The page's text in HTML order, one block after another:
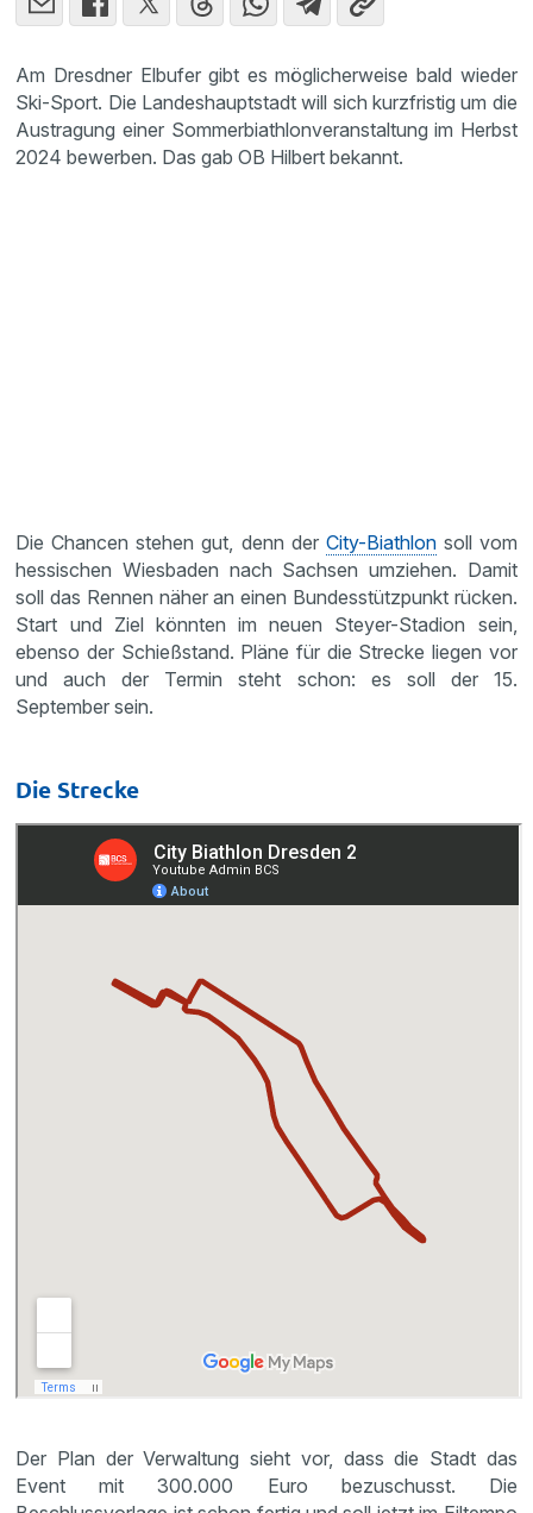
Am Dresdner Elbufer gibt es möglicherweise bald wieder
Ski-Sport. Die Landeshauptstadt will sich kurzfristig um die
Austragung einer Sommerbiathlonveranstaltung im Herbst
2024 bewerben. Das gab OB Hilbert bekannt.
Die Chancen stehen gut, denn der City-Biathlonsoll vom
hessischen Wiesbaden nach Sachsen umziehen. Damit
soll das Rennen näher an einen Bundesstützpunkt rücken.
Start und Ziel könnten im neuen Steyer-Stadion sein,
ebenso der Schießstand. Pläne für die Strecke liegen vor
und auch der Termin steht schon: es soll der 15.
September sein.
Die Strecke
Der Plan der Verwaltung sieht vor, dass die Stadt das
Event mit 300.000 Euro bezuschusst. Die